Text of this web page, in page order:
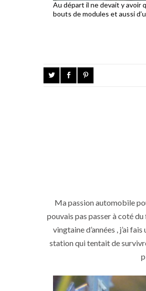
Au départ il ne devait y avoir
bouts de modules et aussi
Ma passion automobile
pouvais pas passer à coté
vingtaine d’années , j’ai
station qui tentait de